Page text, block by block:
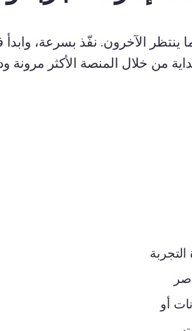
ينتظر الآخرون. نفّذ بسرعة،
من خلال المنصة الأكثر مرونة
التجربة
أو